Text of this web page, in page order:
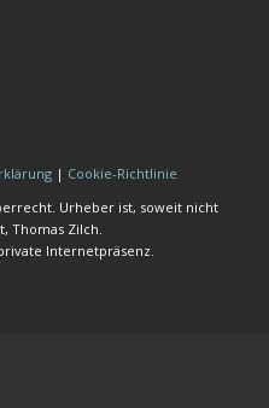
| Cookie-Richtlinie
Urheber ist, soweit nicht
Thomas Zilch.
Internetpräsenz.